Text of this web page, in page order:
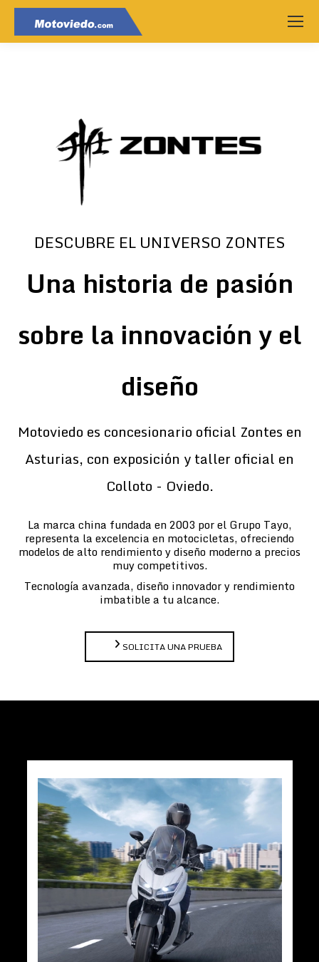
DESCUBRE EL UNIVERSO ZONTES
Una historia de pasión
sobre la innovación y el
diseño
Motoviedo es concesionario oficial Zontes en
Asturias, con exposición y taller oficial en
Colloto - Oviedo.
La marca china fundada en 2003 por el Grupo Tayo,
representa la excelencia en motocicletas, ofreciendo
modelos de alto rendimiento y diseño moderno a precios
muy competitivos.
Tecnología avanzada, diseño innovador y rendimiento
imbatible a tu alcance.
SOLICITA UNA PRUEBA